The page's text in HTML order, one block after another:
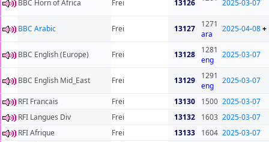
BBC Horn of Africa Frei 13126 2025-03-07
BBC Arabic Frei 13127
1271
ara
2025-04-08+
BBC English (Europe) Frei 13128
1281
eng
2025-03-07
BBC English Mid_East Frei 13129
1291
eng
2025-03-07
RFI Francais Frei 13130 1500 2025-03-07
RFI Langues Div
Frei 13132 1603 2025-03-07
RFI Afrique
Frei 13133 1604 2025-03-07